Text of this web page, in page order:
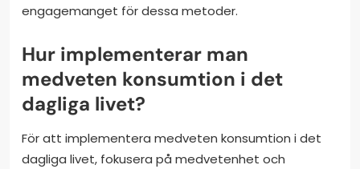
engagemanget för dessa metoder.
Hur implementerar man
medveten konsumtion i det
dagliga livet?
För att implementera medveten konsumtion i det
dagliga livet, fokusera på medvetenhet och